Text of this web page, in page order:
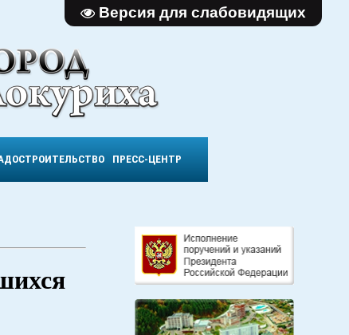
Версия для слабовидящих
ПРЕСС-ЦЕНТР